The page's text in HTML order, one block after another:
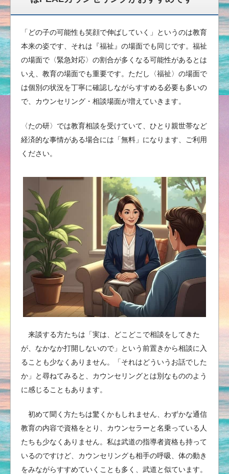
「どの子の可能性も笑顔で伸ばしていく」というのは教育
本来の姿です、それは『福祉』の場面でも同じです。福祉
の場面で〈緊急対応〉の割合が多くなる可能性があるとは
いえ、教育の場面でも重要です。ただし〈福祉〉の場面で
は個別の状況を丁寧に確認しながらすすめる必要も多いの
で、カウンセリング・相談場面が増えていきます。
〈たの研〉では教育相談を受けていて、ひとり親世帯など
経済的な事情がある場合には「無料」になります、ご利用
ください。
来談する方たちは「実は、どこどこで相談をしてきた
が、なかなか打開しないので」という前置きから相談に入
ることも少なくありません。「それはどういうお話でした
か」と尋ねてみると、カウンセリングとは別なもののよう
に感じることもあります。
初めて聞く方たちは驚くかもしれません、わずかな通信
教育の内容で資格をとり、カウンセラーと名乗っている人
たちも少なくありません。私は武道の指導者資格も持って
いるのですけど、カウンセリングも相手の呼吸、体の動き
をみながらすすめていくことも多く、武道と似ています。